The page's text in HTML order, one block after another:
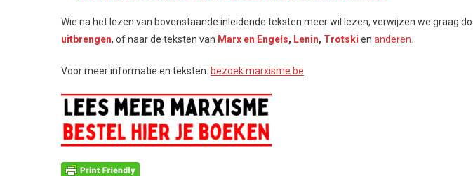
Wie na het lezen van bovenstaande inleidende teksten meer wil lezen, verwijzen we graag
uitbrengen, of naar de teksten van Marx en Engels, Lenin, Trotski en anderen.
Voor meer informatie en teksten: bezoek marxisme.be